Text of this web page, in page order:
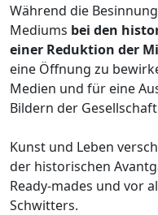
Während die
Mediums bei den
einer Reduktion der
eine Öffnung zu
Medien und für eine
Bildern der
Kunst und Leben
der historischen
Ready-mades und vor
Schwitters.